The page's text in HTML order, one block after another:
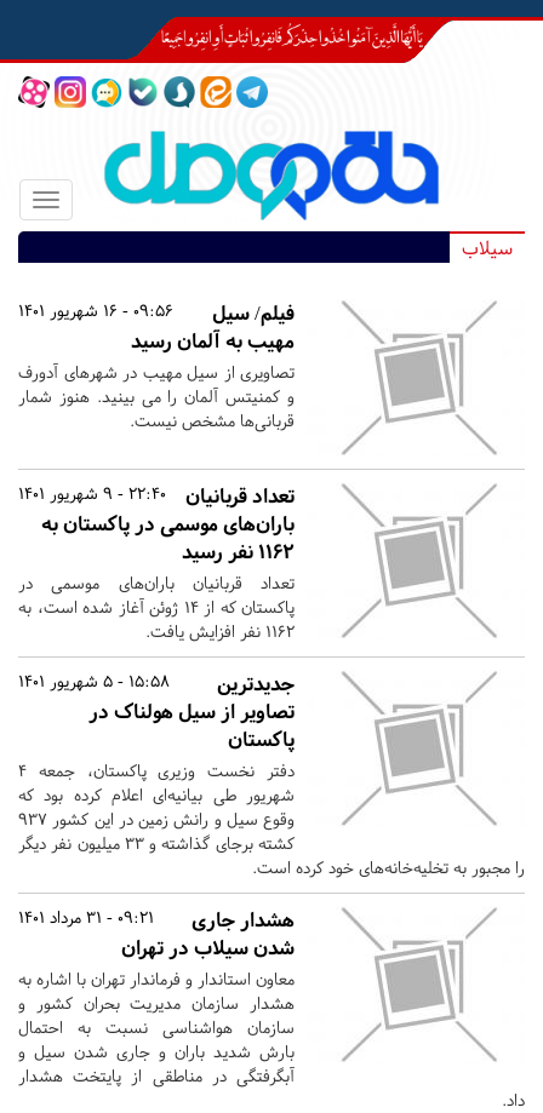
Toggle
سیلاب
09:56 - 16 شهریور 1401
فیلم/ سیل
مهیب به آلمان رسید
تصاویری از سیل مهیب در شهرهای آدورف
و کمنیتس آلمان را می بینید. هنوز شمار
قربانی‌ها مشخص نیست.
22:40 - 9 شهریور 1401
تعداد قربانیان
باران‌های موسمی در پاکستان به
۱۱۶۲ نفر رسید
تعداد قربانیان باران‌های موسمی در
پاکستان که از ۱۴ ژوئن آغاز شده است، به
۱۱۶۲ نفر افزایش یافت.
15:58 - 5 شهریور 1401
جدیدترین
تصاویر از سیل هولناک در
پاکستان
دفتر نخست وزیری پاکستان، جمعه ۴
شهریور طی بیانیه‌ای اعلام کرده بود که
وقوع سیل و رانش زمین در این کشور ۹۳۷
کشته برجای گذاشته و ۳۳ میلیون نفر دیگر
را مجبور به تخلیه‌خانه‌های خود کرده است.
09:21 - 31 مرداد 1401
هشدار جاری
شدن سیلاب در تهران
معاون استاندار و فرماندار تهران با اشاره به
هشدار سازمان مدیریت بحران کشور و
سازمان هواشناسی نسبت به احتمال
بارش شدید باران و جاری شدن سیل و
آبگرفتگی در مناطقی از پایتخت هشدار
داد.